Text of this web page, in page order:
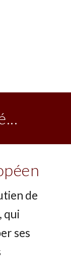
de
qui
ses